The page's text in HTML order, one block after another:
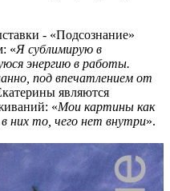
- «Подсознание»
«Я сублимирую в
энергию в работы.
под впечатлением от
являются
«Мои картины как
них то, чего нет внутри».